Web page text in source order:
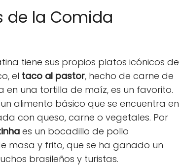
de la Comida
tiene sus propios platos icónicos de
el taco al pastor, hecho de carne de
una tortilla de maíz, es un favorito.
alimento básico que se encuentra en
con queso, carne o vegetales. Por
es un bocadillo de pollo
masa y frito, que se ha ganado un
brasileños y turistas.